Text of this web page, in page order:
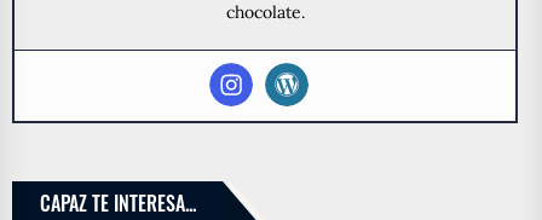
chocolate.
CAPAZ TE INTERESA...